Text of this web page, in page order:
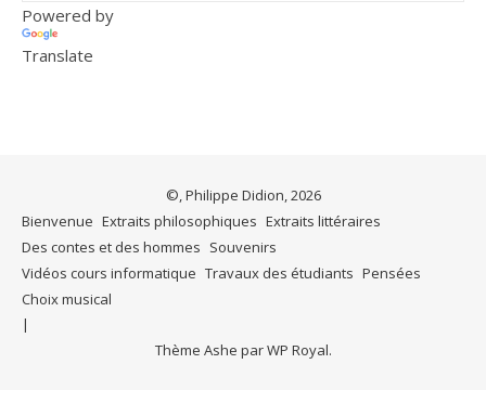
Powered by
Translate
©, Philippe Didion, 2026
Bienvenue Extraits philosophiques Extraits littéraires
Des contes et des hommes Souvenirs
Vidéos cours informatique Travaux des étudiants Pensées
Choix musical
Thème Ashe parWP Royal.